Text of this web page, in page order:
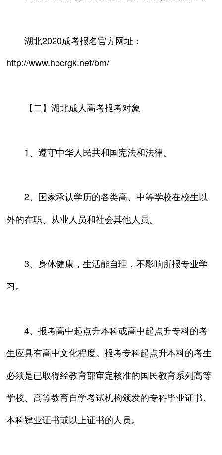
湖北2020成考报名官方网址：
http://www.hbcrgk.net/bm/
【二】湖北成人高考报考对象
1、遵守中华人民共和国宪法和法律。
2、国家承认学历的各类高、中等学校在校生以
外的在职、从业人员和社会其他人员。
3、身体健康，生活能自理，不影响所报专业学
习。
4、报考高中起点升本科或高中起点升专科的考
生应具有高中文化程度。报考专科起点升本科的考生
必须是已取得经教育部审定核准的国民教育系列高等
学校、高等教育自学考试机构颁发的专科毕业证书、
本科肄业证书或以上证书的人员。